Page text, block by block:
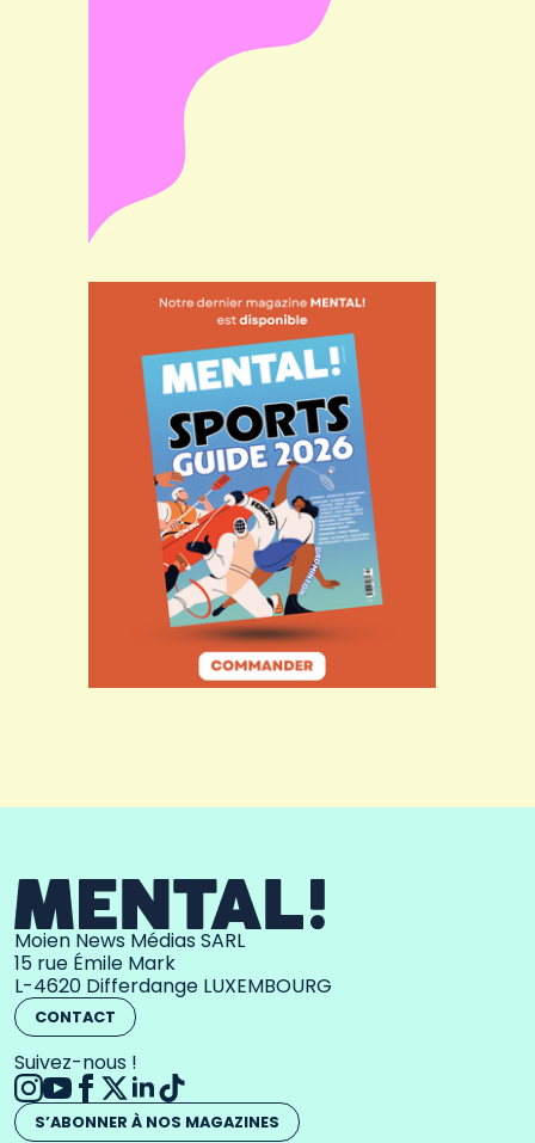
Moien News Médias SARL
15 rue Émile Mark
L-4620 Differdange LUXEMBOURG
CONTACT
Suivez-nous !
S’ABONNER À NOS MAGAZINES